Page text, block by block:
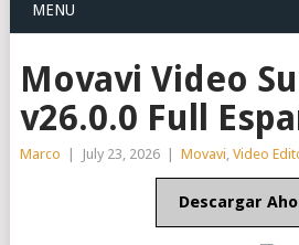
MENU
Movavi Video
v26.0.0 Full
Marco July 23, 2026 Movavi, Video
Descargar